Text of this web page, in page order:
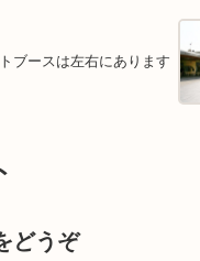
ブースは左右にあります
どうぞ